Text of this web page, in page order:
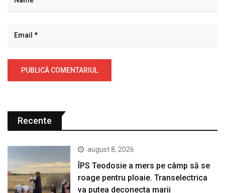
Recente
august 8, 2026
ÎPS Teodosie a mers pe câmp să se
roage pentru ploaie. Transelectrica
va putea deconecta marii